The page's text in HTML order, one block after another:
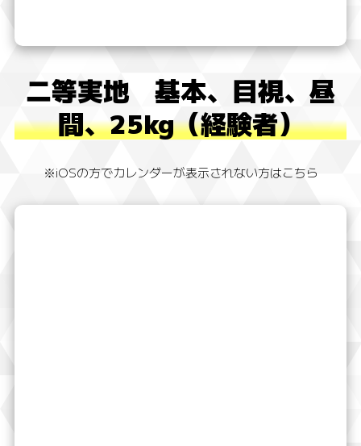
二等実地 基本、目視、昼
間、25kg（経験者）
※iOSの方でカレンダーが表示されない方はこちら